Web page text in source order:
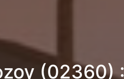
(02360)